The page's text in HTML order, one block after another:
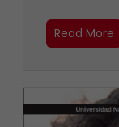
Read More